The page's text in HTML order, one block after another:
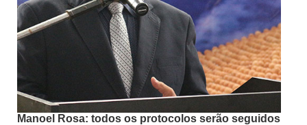
Manoel Rosa: todos os protocolos serão seguidos